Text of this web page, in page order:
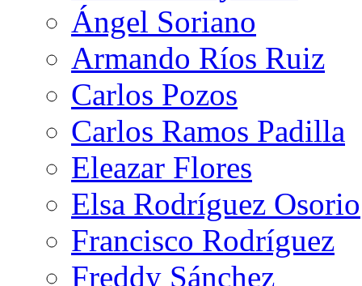
Ángel Soriano
Armando Ríos Ruiz
Carlos Pozos
Carlos Ramos Padilla
Eleazar Flores
Elsa Rodríguez Osorio
Francisco Rodríguez
Freddy Sánchez